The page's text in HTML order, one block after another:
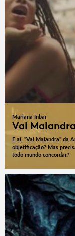
Mariana Inbar
Vai Malandra
E aí, "Vai Malandra" da
objetificação? Mas
todo mundo concordar?